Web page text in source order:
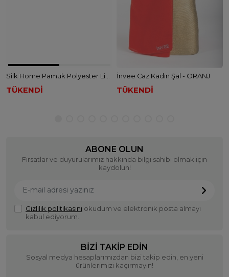
TÜKENDİ
İnvee Caz Kadın Şal - ORANJ
TÜKENDİ
ABONE OLUN
Fırsatlar ve duyurularımız hakkında bilgi sahibi olmak için
kaydolun!
Gizlilik politikasını okudum ve elektronik posta almayı
kabul ediyorum.
BIZI TAKIP EDIN
Sosyal medya hesaplarımızdan bizi takip edin, en yeni
ürünlerimizi kaçırmayın!